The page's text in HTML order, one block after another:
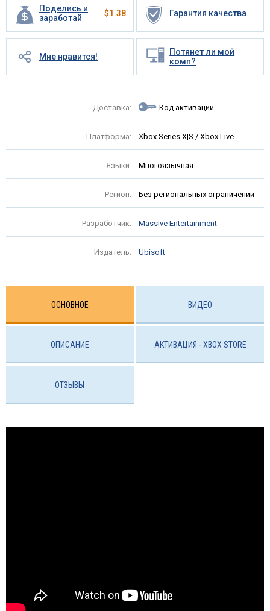
Поделись и
заработай
$1.38 Гарантия качества
Мне нравится!
Потянет ли мой
комп?
Доставка: Код активации
Платформа: Xbox Series X|S / Xbox Live
Языки: Многоязычная
Регион: Без региональных ограничений
Разработчик: Massive Entertainment
Издатель: Ubisoft
ОСНОВНОЕ ВИДЕО
ОПИСАНИЕ АКТИВАЦИЯ - ХBOX STORE
ОТЗЫВЫ